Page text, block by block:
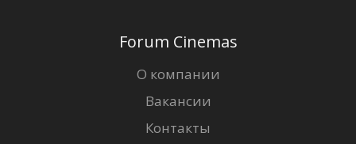
Forum Cinemas
О компании
Вакансии
Контакты